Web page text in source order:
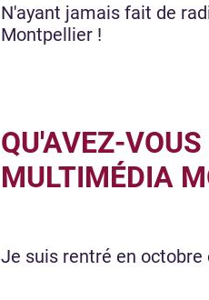
N'ayant jamais fait de
Montpellier !
QU'AVEZ-
MULTIMÉDIA
Je suis rentré en